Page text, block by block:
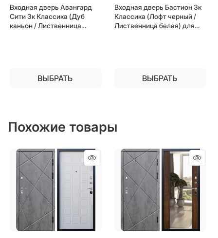
Входная дверь Авангард
Сити 3к Классика (Дуб
каньон / Лиственница
ВЫБРАТЬ
Входная дверь Бастион 3к
Классика (Лофт черный /
Лиственница белая) для
ВЫБРАТЬ
Похожие товары